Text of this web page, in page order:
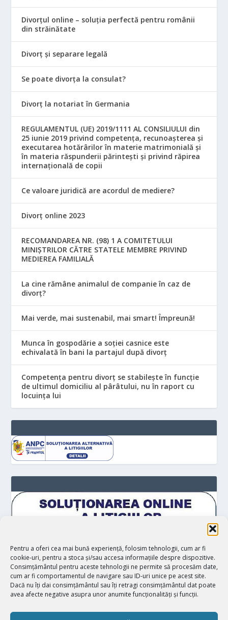
Pentru a oferi cea mai bună experiență, folosim tehnologii, cum ar fi
cookie-uri, pentru a stoca și/sau accesa informațiile despre dispozitive.
Consimțământul pentru aceste tehnologii ne permite să procesăm date,
cum ar fi comportamentul de navigare sau ID-uri unice pe acest site.
Dacă nu îți dai consimțământul sau îți retragi consimțământul dat poate
avea afecte negative asupra unor anumite funcționalități și funcții.
Divorțul online – soluția perfectă pentru românii
din străinătate
Divorț și separare legală
Se poate divorța la consulat?
Divorț la notariat în Germania
REGULAMENTUL (UE) 2019/1111 AL CONSILIULUI din
25 iunie 2019 privind competența, recunoașterea și
executarea hotărârilor în materie matrimonială și
în materia răspunderii părintești și privind răpirea
internațională de copii
Ce valoare juridică are acordul de mediere?
Divorț online 2023
RECOMANDAREA NR. (98) 1 A COMITETULUI
MINIŞTRILOR CĂTRE STATELE MEMBRE PRIVIND
MEDIEREA FAMILIALĂ
La cine rămâne animalul de companie în caz de
divorț?
Mai verde, mai sustenabil, mai smart! Împreună!
Munca în gospodărie a soției casnice este
echivalată în bani la partajul după divorț
Competența pentru divorț se stabilește în funcție
de ultimul domiciliu al pârâtului, nu în raport cu
locuinţa lui